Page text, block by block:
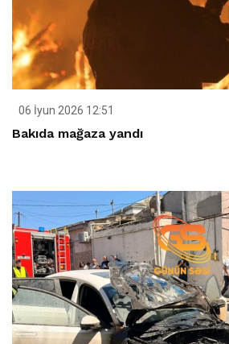
06 İyun 2026 12:51
Bakıda mağaza yandı